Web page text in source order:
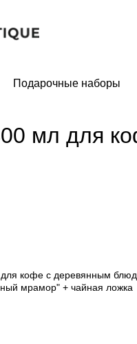
Подарочные наборы
мл для